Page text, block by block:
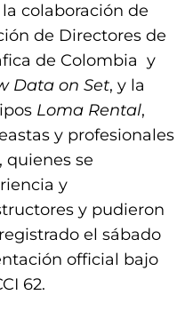
colaboración de
de Directores de
de Colombia y
Data on Set, y la
Loma Rental,
y profesionales
quienes se
y
y pudieron
el sábado
official bajo
62.